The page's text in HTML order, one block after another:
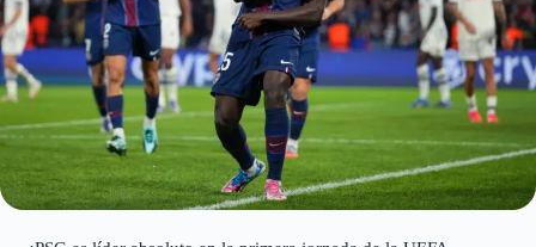
¡PSG es líder absoluto en la primera jornada de la UEFA